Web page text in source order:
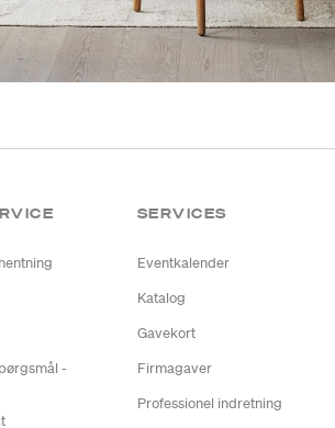
-
SERVICES
Eventkalender
Katalog
Gavekort
Firmagaver
Professionel indretning